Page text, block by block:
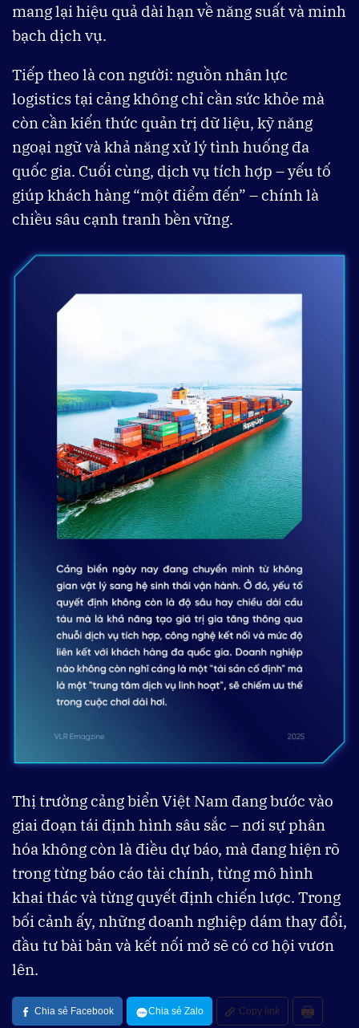
mang lại hiệu quả dài hạn về năng suất và minh
bạch dịch vụ.
Tiếp theo là con người: nguồn nhân lực
logistics tại cảng không chỉ cần sức khỏe mà
còn cần kiến thức quản trị dữ liệu, kỹ năng
ngoại ngữ và khả năng xử lý tình huống đa
quốc gia. Cuối cùng, dịch vụ tích hợp – yếu tố
giúp khách hàng “một điểm đến” – chính là
chiều sâu cạnh tranh bền vững.
Thị trường cảng biển Việt Nam đang bước vào
giai đoạn tái định hình sâu sắc – nơi sự phân
hóa không còn là điều dự báo, mà đang hiện rõ
trong từng báo cáo tài chính, từng mô hình
khai thác và từng quyết định chiến lược. Trong
bối cảnh ấy, những doanh nghiệp dám thay đổi,
đầu tư bài bản và kết nối mở sẽ có cơ hội vươn
lên.
Chia sẻ Facebook Chia sẻ Zalo Copy link